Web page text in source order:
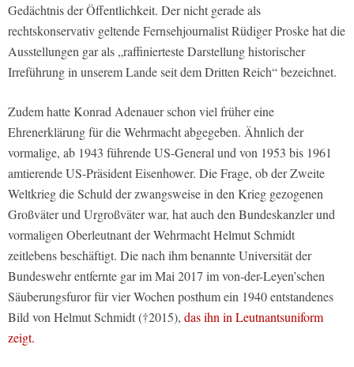
Gedächtnis der Öffentlichkeit. Der nicht gerade als
rechtskonservativ geltende Fernsehjournalist Rüdiger Proske hat die
Ausstellungen gar als „raffinierteste Darstellung historischer
Irreführung in unserem Lande seit dem Dritten Reich“ bezeichnet.
Zudem hatte Konrad Adenauer schon viel früher eine
Ehrenerklärung für die Wehrmacht abgegeben. Ähnlich der
vormalige, ab 1943 führende US-General und von 1953 bis 1961
amtierende US-Präsident Eisenhower. Die Frage, ob der Zweite
Weltkrieg die Schuld der zwangsweise in den Krieg gezogenen
Großväter und Urgroßväter war, hat auch den Bundeskanzler und
vormaligen Oberleutnant der Wehrmacht Helmut Schmidt
zeitlebens beschäftigt. Die nach ihm benannte Universität der
Bundeswehr entfernte gar im Mai 2017 im von-der-Leyen’schen
Säuberungsfuror für vier Wochen posthum ein 1940 entstandenes
Bild von Helmut Schmidt (†2015), das ihn in Leutnantsuniform
zeigt.